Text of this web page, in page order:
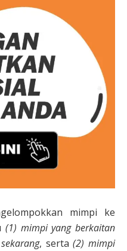
mimpi ke
(1) mimpi yang berkaitan
, serta(2) mimpi